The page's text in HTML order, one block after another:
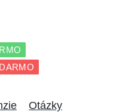
Otázky